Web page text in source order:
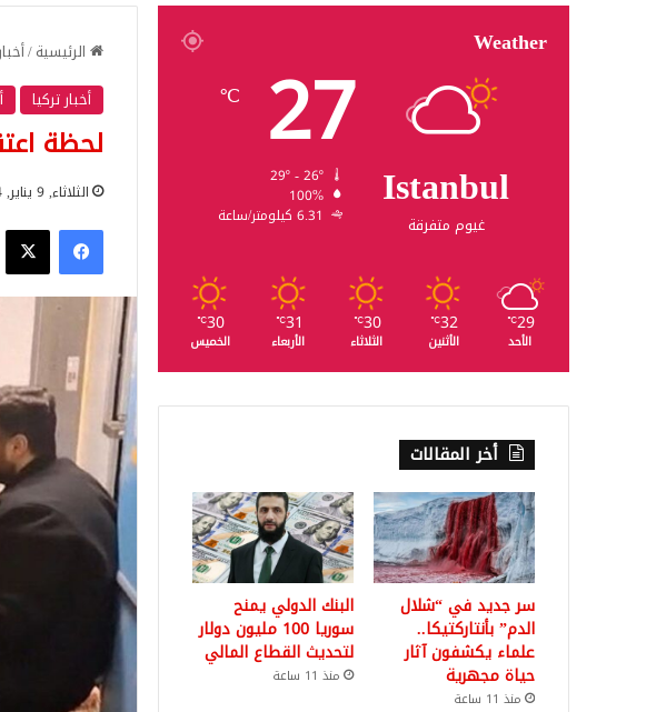
الرئيسية/
أخبار تركيا
لحظة
الثلاثاء, 9 يناير, 2024
فيسبوك‫X
Weather
Istanbul
غيوم متفرقة
27
℃
100%
6.31 كيلومتر/ساعة
29
℃
الأحد
32
℃
الأثنين
30
℃
الثلاثاء
31
℃
الأربعاء
30
℃
الخميس
أخر المقالات
سر جديد في “شلال
الدم” بأنتاركتيكا..
علماء يكشفون آثار
حياة مجهرية
منذ 11 ساعة
البنك الدولي يمنح
سوريا 100 مليون دولار
لتحديث القطاع المالي
منذ 11 ساعة